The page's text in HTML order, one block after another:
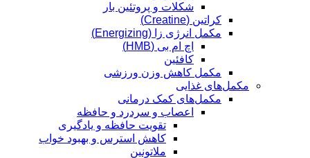
شکلات و پروتئین بار
کراتین (Creatine)
مکمل انرژی زا (Energizing)
اچ ام بی (HMB)
کافئین
مکمل کاهش وزن ورزشی
مکمل‌های غذایی
مکمل‌های کمک درمانی
اعصاب و سردرد و حافظه
تقویت حافظه و یادگیری
کاهش استرس و بهبود خواب
ملاتونین